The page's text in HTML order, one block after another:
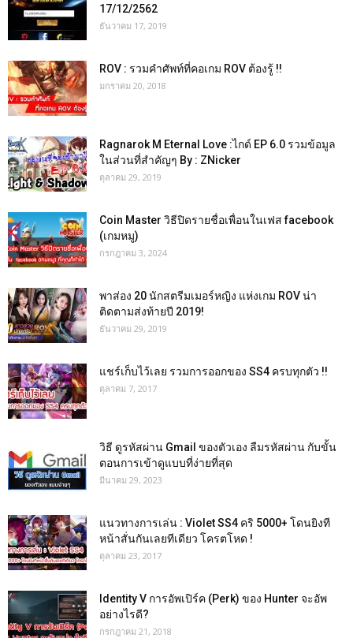
17/12/2562
ธันวาคม 17, 2019
ROV : รวมคำศัพท์ที่คอเกม ROV ต้องรู้ !!
มกราคม 20, 2018
Ragnarok M Eternal Love :ไกด์ EP 6.0 รวมข้อมูล
ในส่วนที่สำคัญๆ By : ZNicker
ตุลาคม 29, 2019
Coin Master วิธีปิดรายชื่อเพื่อนในเฟส facebook
(เกมหมู)
กรกฎาคม 3, 2024
พาส่อง 20 นักสตรีมเมอร์หญิง แห่งเกม ROV น่า
ติดตามส่งท้ายปี 2019!
ธันวาคม 29, 2019
แชร์เก็บไว้เลย รวมการออกของ SS4 ครบทุกตัว !!
ตุลาคม 7, 2017
วิธี ดูรหัสผ่าน Gmail ของตัวเอง ลืมรหัสผ่าน กับขั้น
ตอนการเข้าดูแบบที่ง่ายที่สุด
มีนาคม 29, 2023
แนวทางการเล่น : Violet SS4 คริ 5000+ โดนยิงที
หน้าสั่นกันเลยทีเดียว โครตโหด !
ตุลาคม 23, 2017
Identity V การอัพเปิร์ค (Perk) ของ Hunter จะอัพ
อย่างไรดี?
กรกฎาคม 21, 2018